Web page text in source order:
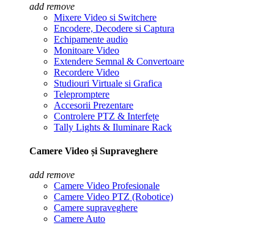
add remove
Mixere Video si Switchere
Encodere, Decodere si Captura
Echipamente audio
Monitoare Video
Extendere Semnal & Convertoare
Recordere Video
Studiouri Virtuale si Grafica
Telepromptere
Accesorii Prezentare
Controlere PTZ & Interfețe
Tally Lights & Iluminare Rack
Camere Video și Supraveghere
add remove
Camere Video Profesionale
Camere Video PTZ (Robotice)
Camere supraveghere
Camere Auto